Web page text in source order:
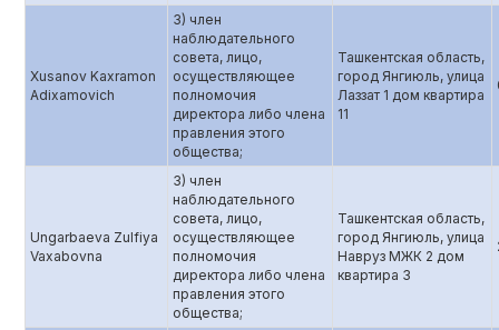
Xusanov Kaxramon
Adixamovich
3) член
наблюдательного
совета, лицо,
осуществляющее
полномочия
директора либо члена
правления этого
общества;
Ташкентская область,
город Янгиюль, улица
Лаззат 1 дом квартира
11
Ungarbaeva Zulfiya
Vaxabovna
3) член
наблюдательного
совета, лицо,
осуществляющее
полномочия
директора либо члена
правления этого
общества;
Ташкентская область,
город Янгиюль, улица
Навруз МЖК 2 дом
квартира 3